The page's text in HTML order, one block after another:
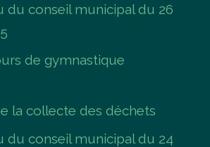
du conseil municipal du 26
de gymnastique
la collecte des déchets
du conseil municipal du 24